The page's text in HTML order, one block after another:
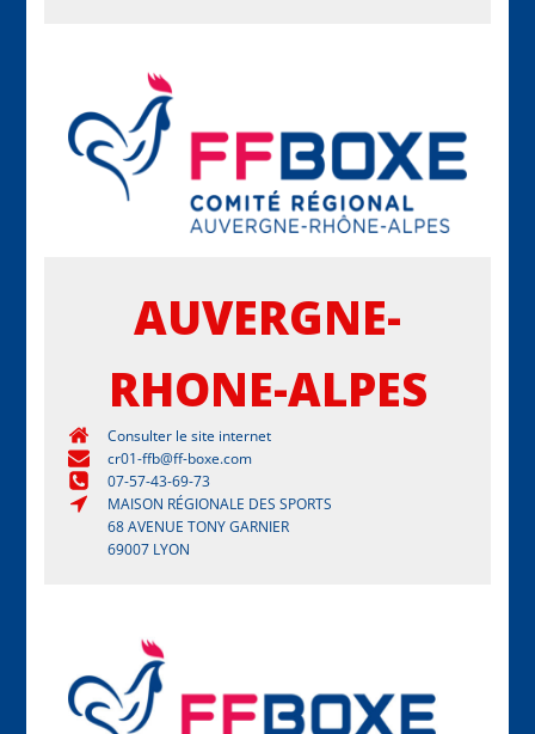
AUVERGNE-
RHONE-ALPES
Consulter le site internet
cr01-ffb@ff-boxe.com
07-57-43-69-73
MAISON RÉGIONALE DES SPORTS
68 AVENUE TONY GARNIER
69007 LYON